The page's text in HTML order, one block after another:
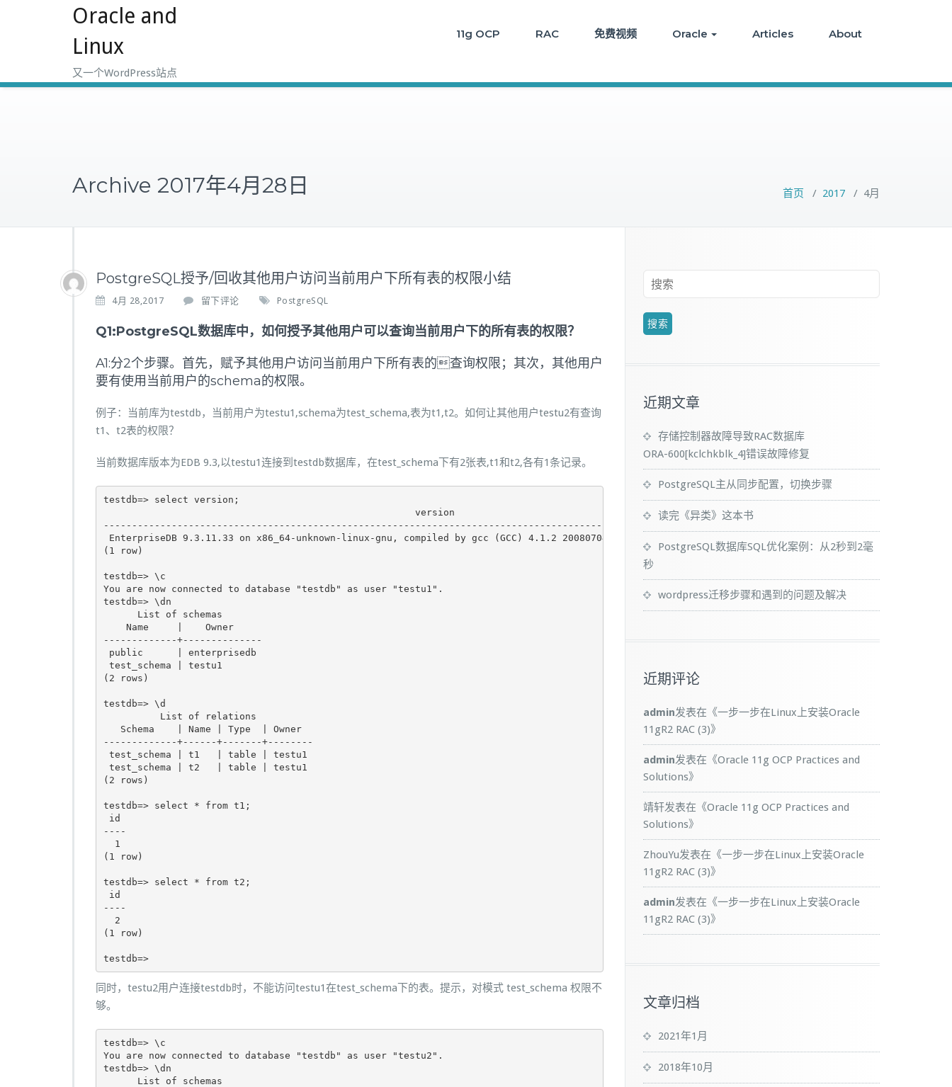
Oracle and
Linux
又一个WordPress站点
11g OCP RAC 免费视频 Oracle Articles About
Archive 2017年4月28日 首页 / 2017 / 4月
PostgreSQL授予/回收其他用户访问当前用户下所有表的权限小结
4月 28,2017 留下评论 PostgreSQL
Q1:PostgreSQL数据库中，如何授予其他用户可以查询当前用户下的所有表的权限？
A1:分2个步骤。首先，赋予其他用户访问当前用户下所有表的查询权限；其次，其他用户
要有使用当前用户的schema的权限。
例子：当前库为testdb，当前用户为testu1,schema为test_schema,表为t1,t2。如何让其他用户testu2有查询
t1、t2表的权限？
当前数据库版本为EDB 9.3,以testu1连接到testdb数据库，在test_schema下有2张表,t1和t2,各有1条记录。
testdb=> select version;
                                                       version
---------------------------------------------------------------------------------------------------------------------
EnterpriseDB 9.3.11.33 on x86_64-unknown-linux-gnu, compiled by gcc (GCC) 4.1.2 20080704 (Red Hat 4.1.2-55), 64-bit
(1 row)
testdb=> \c
You are now connected to database "testdb" as user "testu1".
testdb=> \dn
      List of schemas
    Name     |    Owner
-------------+--------------
public      | enterprisedb
test_schema | testu1
(2 rows)
testdb=> \d
          List of relations
   Schema    | Name | Type  | Owner
-------------+------+-------+--------
test_schema | t1   | table | testu1
test_schema | t2   | table | testu1
(2 rows)
testdb=> select * from t1;
id
----
  1
(1 row)
testdb=> select * from t2;
id
----
  2
(1 row)
testdb=>
同时，testu2用户连接testdb时，不能访问testu1在test_schema下的表。提示，对模式 test_schema 权限不
够。
testdb=> \c
You are now connected to database "testdb" as user "testu2".
testdb=> \dn
      List of schemas
近期文章
存储控制器故障导致RAC数据库
ORA-600[kclchkblk_4]错误故障修复
PostgreSQL主从同步配置，切换步骤
读完《异类》这本书
PostgreSQL数据库SQL优化案例：从2秒到2毫
秒
wordpress迁移步骤和遇到的问题及解决
近期评论
admin发表在《一步一步在Linux上安装Oracle
11gR2 RAC (3)》
admin发表在《Oracle 11g OCP Practices and
Solutions》
靖轩发表在《Oracle 11g OCP Practices and
Solutions》
ZhouYu发表在《一步一步在Linux上安装Oracle
11gR2 RAC (3)》
admin发表在《一步一步在Linux上安装Oracle
11gR2 RAC (3)》
文章归档
2021年1月
2018年10月